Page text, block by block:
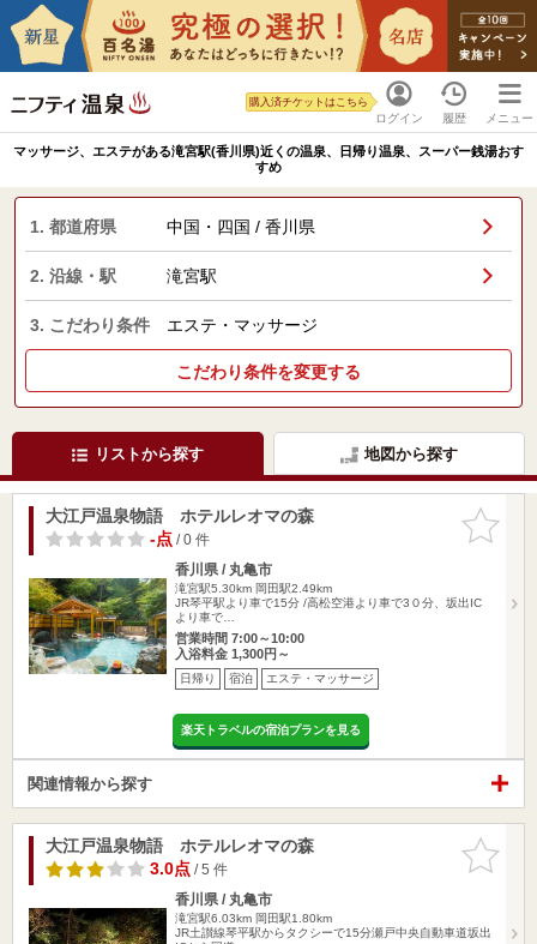
ログイン
購入済チケットはこちら
履歴 メニュー
マッサージ、エステがある滝宮駅(香川県)近くの温泉、日帰り温泉、スーパー銭湯おす
すめ
1. 都道府県 中国・四国 / 香川県
2. 沿線・駅 滝宮駅
3. こだわり条件 エステ・マッサージ
こだわり条件を変更する
リストから探す 地図から探す
お気に入
りに追加
大江戸温泉物語 ホテルレオマの森
-点/ 0 件
香川県 / 丸亀市
滝宮駅5.30km 岡田駅2.49km
JR琴平駅より車で15分 /高松空港より車で3０分、坂出IC
より車で…
営業時間 7:00～10:00
入浴料金 1,300円～
日帰り 宿泊 エステ・マッサージ
楽天トラベルの宿泊プランを見る
関連情報から探す
お気に入
りに追加
大江戸温泉物語 ホテルレオマの森
3.0点/ 5 件
香川県 / 丸亀市
滝宮駅6.03km 岡田駅1.80km
JR土讃線琴平駅からタクシーで15分瀬戸中央自動車道坂出